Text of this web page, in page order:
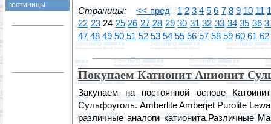
гостиницы
Страницы: << пред 1 2 3 4 5 6 7 8 9 10 11
22 2324 25 26 27 28 29 30 31 32 33 34 35 36
47 48 49 50 51 52 53 54 55 56 57 58 59 60 61 62
Покупаем Катионит Анионит
Закупаем на постоянной основе
Сульфоуголь. Amberlite Amberjet Purolite
различные аналоги катионита.Различные